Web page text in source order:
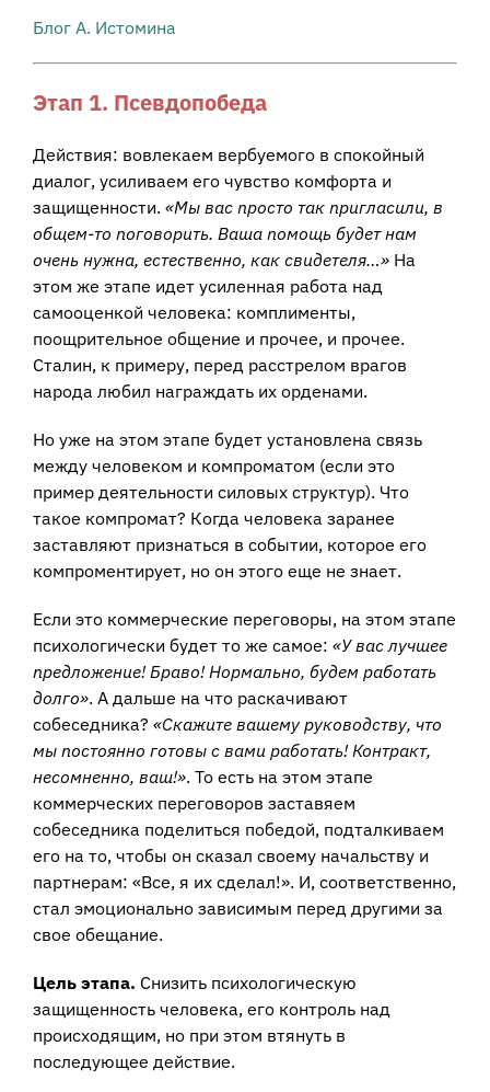
Блог А. Истомина
Этап 1. Псевдопобеда
Действия: вовлекаем вербуемого в спокойный
диалог, усиливаем его чувство комфорта и
защищенности. «Мы вас просто так пригласили, в
общем-то поговорить. Ваша помощь будет нам
очень нужна, естественно, как свидетеля…» На
этом же этапе идет усиленная работа над
самооценкой человека: комплименты,
поощрительное общение и прочее, и прочее.
Сталин, к примеру, перед расстрелом врагов
народа любил награждать их орденами.
Но уже на этом этапе будет установлена связь
между человеком и компроматом (если это
пример деятельности силовых структур). Что
такое компромат? Когда человека заранее
заставляют признаться в событии, которое его
компроментирует, но он этого еще не знает.
Если это коммерческие переговоры, на этом этапе
психологически будет то же самое: «У вас лучшее
предложение! Браво! Нормально, будем работать
долго». А дальше на что раскачивают
собеседника? «Скажите вашему руководству, что
мы постоянно готовы с вами работать! Контракт,
несомненно, ваш!». То есть на этом этапе
коммерческих переговоров заставяем
собеседника поделиться победой, подталкиваем
его на то, чтобы он сказал своему начальству и
партнерам: «Все, я их сделал!». И, соответственно,
стал эмоционально зависимым перед другими за
свое обещание.
Цель этапа. Снизить психологическую
защищенность человека, его контроль над
происходящим, но при этом втянуть в
последующее действие.